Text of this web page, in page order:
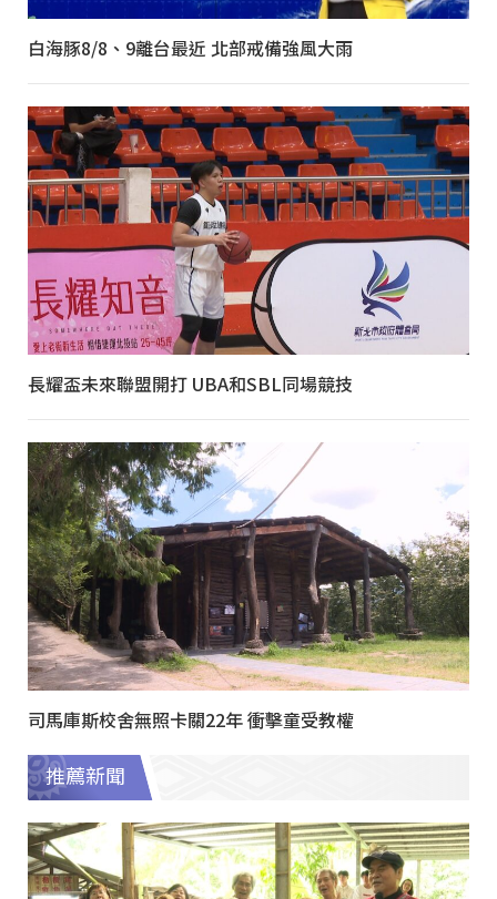
白海豚8/8、9離台最近 北部戒備強風大雨
長耀盃未來聯盟開打 UBA和SBL同場競技
司馬庫斯校舍無照卡關22年 衝擊童受教權
推薦新聞